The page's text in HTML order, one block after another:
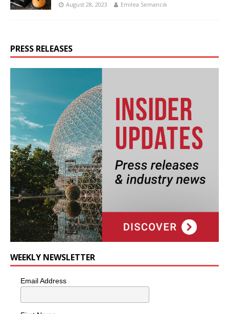
August 28, 2023 Emilea Semancik
PRESS RELEASES
WEEKLY NEWSLETTER
Email Address